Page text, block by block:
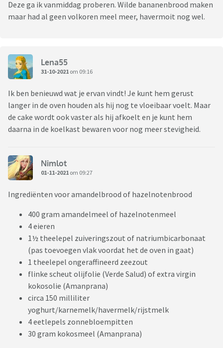
Deze ga ik vanmiddag proberen. Wilde bananenbrood maken
maar had al geen volkoren meel meer, havermoit nog wel.
Lena55
31-10-2021 om 09:16
Ik ben benieuwd wat je ervan vindt! Je kunt hem gerust
langer in de oven houden als hij nog te vloeibaar voelt. Maar
de cake wordt ook vaster als hij afkoelt en je kunt hem
daarna in de koelkast bewaren voor nog meer stevigheid.
Nimlot
01-11-2021 om 09:27
Ingrediënten voor amandelbrood of hazelnotenbrood
400 gram amandelmeel of hazelnotenmeel
4 eieren
1½ theelepel zuiveringszout of natriumbicarbonaat
(pas toevoegen vlak voordat het de oven in gaat)
1 theelepel ongeraffineerd zeezout
flinke scheut olijfolie (Verde Salud) of extra virgin
kokosolie (Amanprana)
circa 150 milliliter
yoghurt/karnemelk/havermelk/rijstmelk
4 eetlepels zonnebloempitten
30 gram kokosmeel (Amanprana)